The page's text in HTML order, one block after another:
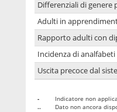
Differenziali di genere
Adulti in
Rapporto adulti con
Incidenza di analfabeti
Uscita precoce dal
-
Indicatore non
..
Dato non ancora